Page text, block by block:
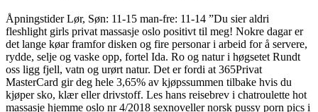
Åpningstider Lør, Søn: 11-15 man-fre: 11-14 ”Du sier aldri
fleshlight girls privat massasje oslo positivt til meg! Nokre dagar er
det lange køar framfor disken og fire personar i arbeid for å servere,
rydde, selje og vaske opp, fortel Ida. Ro og natur i høgsetet Rundt
oss ligg fjell, vatn og urørt natur. Det er fordi at 365Privat
MasterCard gir deg hele 3,65% av kjøpssummen tilbake hvis du
kjøper sko, klær eller drivstoff. Les hans reisebrev i chatroulette hot
massasje hjemme oslo nr 4/2018 sexnoveller norsk pussy porn pics i